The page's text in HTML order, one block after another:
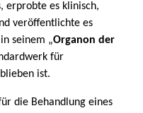
erprobte es klinisch,
veröffentlichte es
seinem „Organon der
für
ist.
die Behandlung eines